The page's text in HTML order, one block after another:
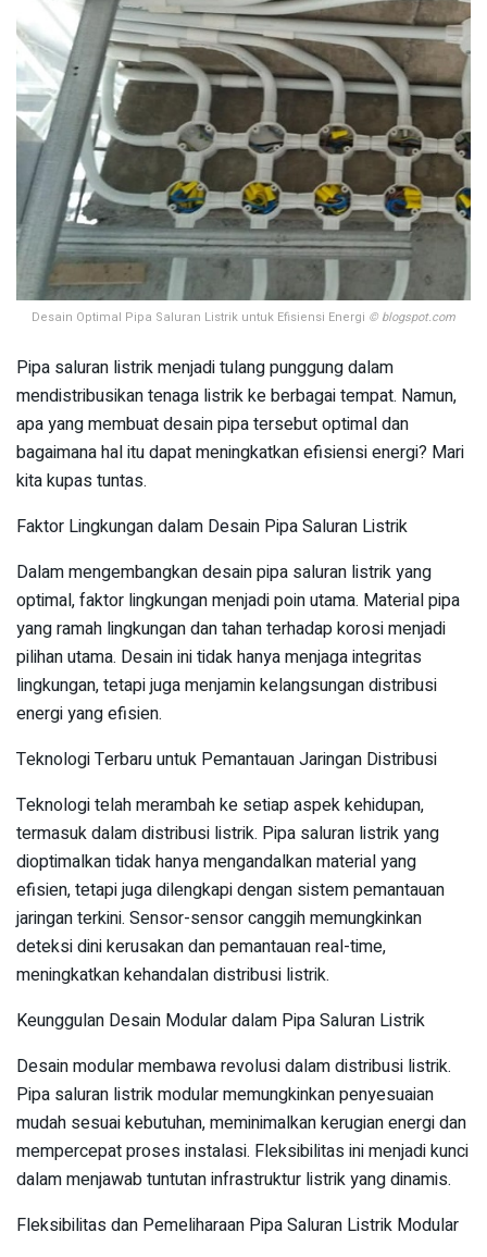
Desain Optimal Pipa Saluran Listrik untuk Efisiensi Energi © blogspot.com
Pipa saluran listrik menjadi tulang punggung dalam
mendistribusikan tenaga listrik ke berbagai tempat. Namun,
apa yang membuat desain pipa tersebut optimal dan
bagaimana hal itu dapat meningkatkan efisiensi energi? Mari
kita kupas tuntas.
Faktor Lingkungan dalam Desain Pipa Saluran Listrik
Dalam mengembangkan desain pipa saluran listrik yang
optimal, faktor lingkungan menjadi poin utama. Material pipa
yang ramah lingkungan dan tahan terhadap korosi menjadi
pilihan utama. Desain ini tidak hanya menjaga integritas
lingkungan, tetapi juga menjamin kelangsungan distribusi
energi yang efisien.
Teknologi Terbaru untuk Pemantauan Jaringan Distribusi
Teknologi telah merambah ke setiap aspek kehidupan,
termasuk dalam distribusi listrik. Pipa saluran listrik yang
dioptimalkan tidak hanya mengandalkan material yang
efisien, tetapi juga dilengkapi dengan sistem pemantauan
jaringan terkini. Sensor-sensor canggih memungkinkan
deteksi dini kerusakan dan pemantauan real-time,
meningkatkan kehandalan distribusi listrik.
Keunggulan Desain Modular dalam Pipa Saluran Listrik
Desain modular membawa revolusi dalam distribusi listrik.
Pipa saluran listrik modular memungkinkan penyesuaian
mudah sesuai kebutuhan, meminimalkan kerugian energi dan
mempercepat proses instalasi. Fleksibilitas ini menjadi kunci
dalam menjawab tuntutan infrastruktur listrik yang dinamis.
Fleksibilitas dan Pemeliharaan Pipa Saluran Listrik Modular